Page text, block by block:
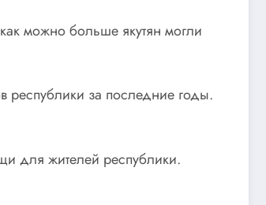
можно больше якутян могли
республики за последние годы.
для жителей республики.